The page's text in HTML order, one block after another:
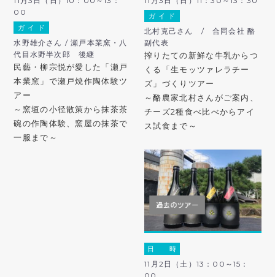
00
ガ イ ド
水野雄介さん / 瀬戸本業窯・八
代目水野半次郎 後継
民藝・柳宗悦が愛した「瀬戸
本業窯」で瀬戸焼作陶体験ツ
アー
～窯垣の小径散策から抹茶茶
碗の作陶体験、窯屋の抹茶で
一服まで～
ガ イ ド
北村克己さん / 合同会社 酪
副代表
搾りたての新鮮な牛乳からつ
くる「生モッツァレラチー
ズ」づくりツアー
～酪農家北村さんがご案内、
チーズ2種食べ比べからアイ
ス試食まで～
日 時
11月2日（土）13：00～15：